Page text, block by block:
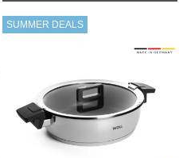
SUMMER DEALS